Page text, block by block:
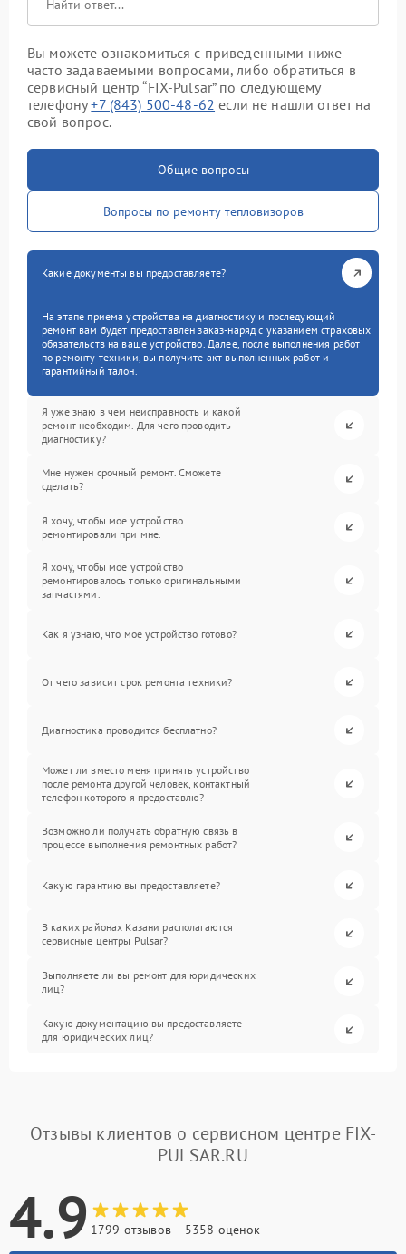
Вы можете ознакомиться с приведенными ниже
часто задаваемыми вопросами, либо обратиться в
сервисный центр “FIX-Pulsar” по следующему
телефону+7 (843) 500-48-62 если не нашли ответ на
свой вопрос.
Общие вопросы
Вопросы по ремонту тепловизоров
Какие документы вы предоставляете?
На этапе приема устройства на диагностику и последующий
ремонт вам будет предоставлен заказ-наряд с указанием страховых
обязательств на ваше устройство. Далее, после выполнения работ
по ремонту техники, вы получите акт выполненных работ и
гарантийный талон.
Я уже знаю в чем неисправность и какой
ремонт необходим. Для чего проводить
диагностику?
Мне нужен срочный ремонт. Сможете
сделать?
Я хочу, чтобы мое устройство
ремонтировали при мне.
Я хочу, чтобы мое устройство
ремонтировалось только оригинальными
запчастями.
Как я узнаю, что мое устройство готово?
От чего зависит срок ремонта техники?
Диагностика проводится бесплатно?
Может ли вместо меня принять устройство
после ремонта другой человек, контактный
телефон которого я предоставлю?
Возможно ли получать обратную связь в
процессе выполнения ремонтных работ?
Какую гарантию вы предоставляете?
В каких районах Казани располагаются
сервисные центры Pulsar?
Выполняете ли вы ремонт для юридических
лиц?
Какую документацию вы предоставляете
для юридических лиц?
Отзывы клиентов о сервисном центре FIX-
PULSAR.RU
4.9 1799 отзывов 5358 оценок